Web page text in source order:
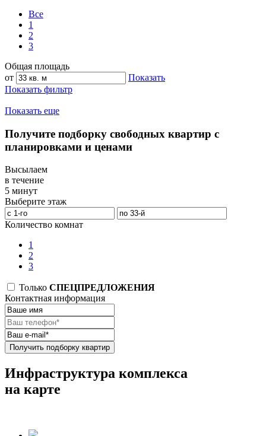
Все
1
2
3
Общая площадь
от
Показать
Показать фильтр
Показать еще
Получите подборку свободных квартир с
планировками и ценами
Высылаем
в течение
5 минут
Выберите этаж
Количество комнат
1
2
3
Только СПЕЦПРЕДЛОЖЕНИЯ
Контактная информация
Получить подборку квартир
Инфраструктура комплекса
на карте